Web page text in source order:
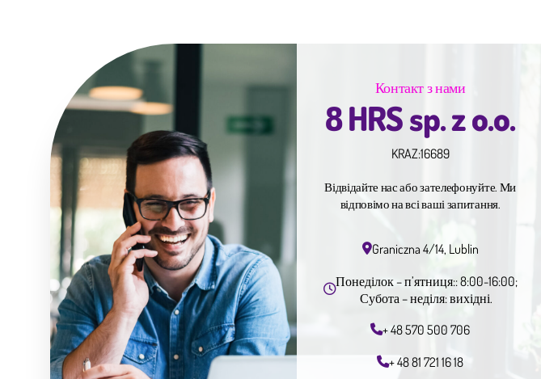
Контакт з нами
8 HRS sp. z o.o.
KRAZ:16689
Відвідайте нас або зателефонуйте. Ми
відповімо на всі ваші запитання.
Graniczna 4/14, Lublin
Понеділок – п’ятниця:: 8:00-16:00;
Субота – неділя: вихідні.
+ 48 570 500 706
+ 48 81 721 16 18